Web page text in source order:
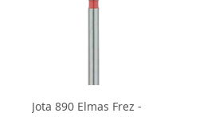
Jota 890 Elmas Frez -